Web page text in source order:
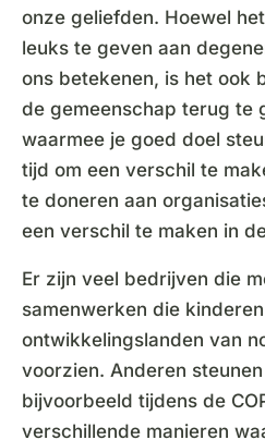
onze geliefden. Hoewel
leuks te geven aan
ons betekenen, is het ook
de gemeenschap terug te
waarmee je goed doel
tijd om een verschil te
te doneren aan
een verschil te maken in
Er zijn veel bedrijven die
samenwerken die
ontwikkelingslanden van
voorzien. Anderen
bijvoorbeeld tijdens de
verschillende manieren